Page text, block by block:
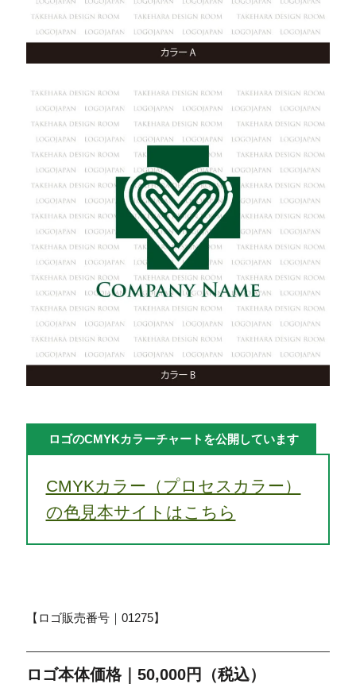
ロゴのCMYKカラーチャートを公開しています
CMYKカラー（プロセスカラー）
の色見本サイトはこちら
【ロゴ販売番号｜01275】
ロゴ本体価格｜50,000円（税込）